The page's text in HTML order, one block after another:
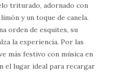
triturado, adornado con
y un toque de canela.
orden de esquites, su
la experiencia. Por las
más festivo con música en
el lugar ideal para recargar